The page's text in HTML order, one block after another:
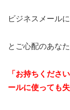
ビジネスメール
とご心配のあなた
「お持ちくださ
ールに使っても